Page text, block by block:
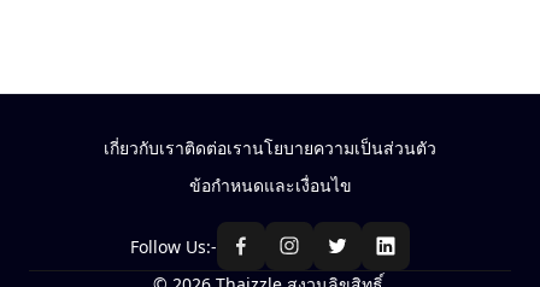
เกี่ยวกับเราติดต่อเรานโยบายความเป็นส่วนตัว
ข้อกำหนดและเงื่อนไข
Follow Us:-